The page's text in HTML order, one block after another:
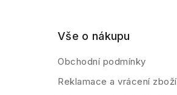
Vše o nákupu
Obchodní podmínky
Reklamace a vrácení zboží